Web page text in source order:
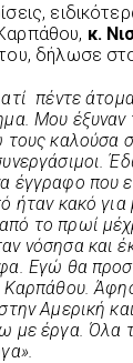
κ.
δήλωσε
πέντε
Μου έξυναν
τους καλούσα
έγγραφο που
ήταν κακό για
το πρωί
νόσησα και
Εγώ θα
Καρπάθου.
Αμερική
με έργα. Όλα